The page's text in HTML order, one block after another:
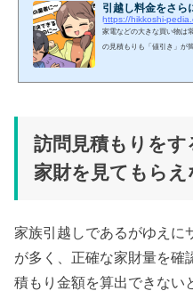
引越し料金をさら
https://hikkoshi-
家電などの大きな買い物は
の見積もりも「値引き」が
いる」と伝...
訪問見積もりをす
家財を見てもらえ
家族引越しであるがゆえに
が多く、正確な家財量を確
積もり金額を算出できない